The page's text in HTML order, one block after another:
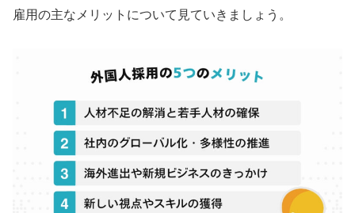
雇用の主なメリットについて見ていきましょう。